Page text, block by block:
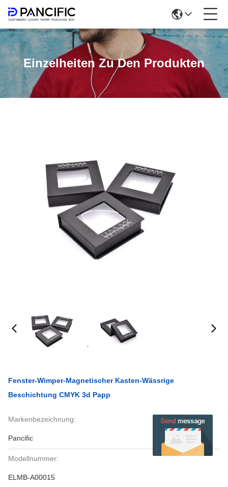
Einzelheiten Zu Den Produkten
Fenster-Wimper-Magnetischer Kasten-Wässrige
Beschichtung CMYK 3d Papp
Markenbezeichnung:
Pancific
Modellnummer:
ELMB-A00015